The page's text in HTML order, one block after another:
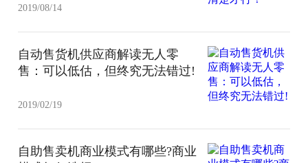
2019/08/14
自动售货机供应商解读无人零
售：可以低估，但终究无法错过!
2019/02/19
自助售卖机商业模式有哪些?商业